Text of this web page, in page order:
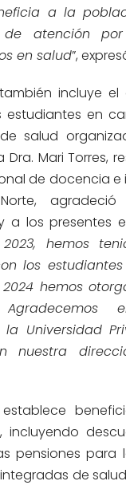
a la
atención por
en salud”,
incluye
estudiantes en
salud
Dra. Mari Torres,
de docencia e
Norte,
a los presentes
hemos
los
hemos
Agradecemos
Universidad
nuestra
incluyendo
pensiones para
de